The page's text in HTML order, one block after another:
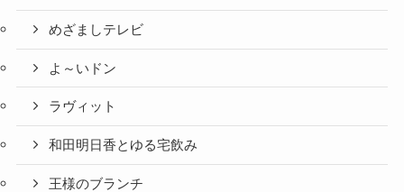
めざましテレビ
よ～いドン
ラヴィット
和田明日香とゆる宅飲み
王様のブランチ